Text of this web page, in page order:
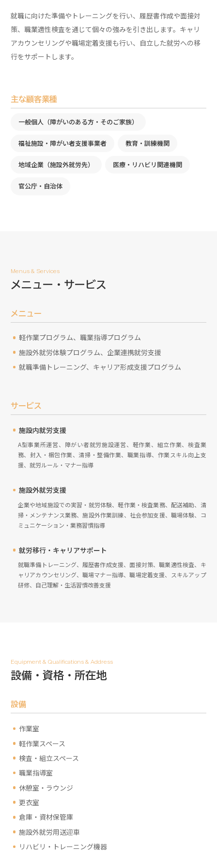
就職に向けた準備やトレーニングを行い、履歴書作成や面接対
策、職業適性検査を通じて個々の強みを引き出します。キャリ
アカウンセリングや職場定着支援も行い、自立した就労への移
行をサポートします。
主な顧客業種
一般個人（障がいのある方・そのご家族）
福祉施設・障がい者支援事業者 教育・訓練機関
地域企業（施設外就労先） 医療・リハビリ関連機関
官公庁・自治体
Menus & Services
メニュー・サービス
メニュー
軽作業プログラム、職業指導プログラム
施設外就労体験プログラム、企業連携就労支援
就職準備トレーニング、キャリア形成支援プログラム
サービス
施設内就労支援
A型事業所運営、障がい者就労施設運営、軽作業、組立作業、検査業
務、封入・梱包作業、清掃・整備作業、職業指導、作業スキル向上支
援、就労ルール・マナー指導
施設外就労支援
企業や地域施設での実習・就労体験、軽作業・検査業務、配送補助、清
掃・メンテナンス業務、施設外作業訓練、社会参加支援、職場体験、コ
ミュニケーション・業務習慣指導
就労移行・キャリアサポート
就職準備トレーニング、履歴書作成支援、面接対策、職業適性検査、キ
ャリアカウンセリング、職場マナー指導、職場定着支援、スキルアップ
研修、自己理解・生活習慣改善支援
Equipment & Qualifications & Address
設備・資格・所在地
設備
作業室
軽作業スペース
検査・組立スペース
職業指導室
休憩室・ラウンジ
更衣室
倉庫・資材保管庫
施設外就労用送迎車
リハビリ・トレーニング機器